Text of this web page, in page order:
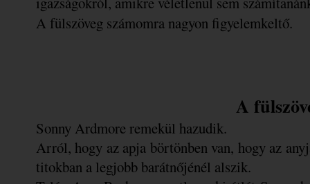
A fülszöveg számomra nagyon figyelemkeltő.
A
Sonny ​​Ardmore remekül hazudik.
Arról, hogy az apja börtönben van, hogy az
titokban a legjobb barátnőjénél alszik.